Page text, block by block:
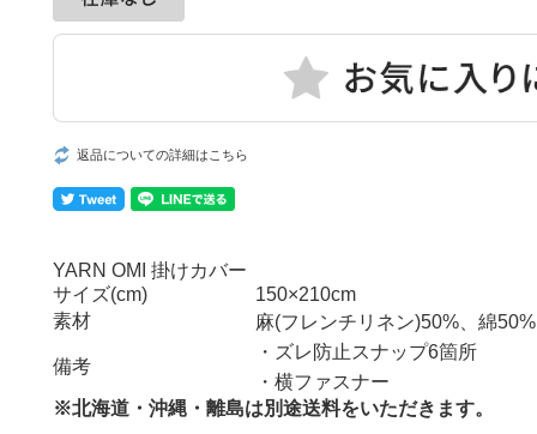
返品についての詳細はこちら
YARN OMI 掛けカバー
サイズ(cm)
150×210cm
素材
麻(フレンチリネン)50%、綿50%
備考
・ズレ防止スナップ6箇所
・横ファスナー
※北海道・沖縄・離島は別途送料をいただきます。